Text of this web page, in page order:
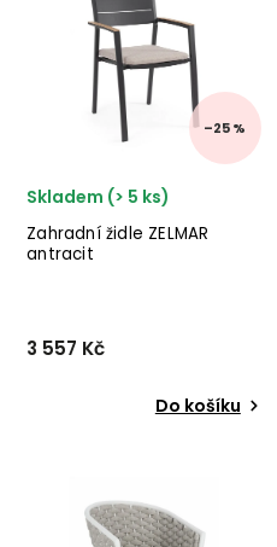
černém provedení.
–25 %
Zahradní židle ZELMAR
antracit
Skladem (> 5 ks)
3 557 Kč
Do košíku
BIZZOTTO v provedení
antracitově stříkaného